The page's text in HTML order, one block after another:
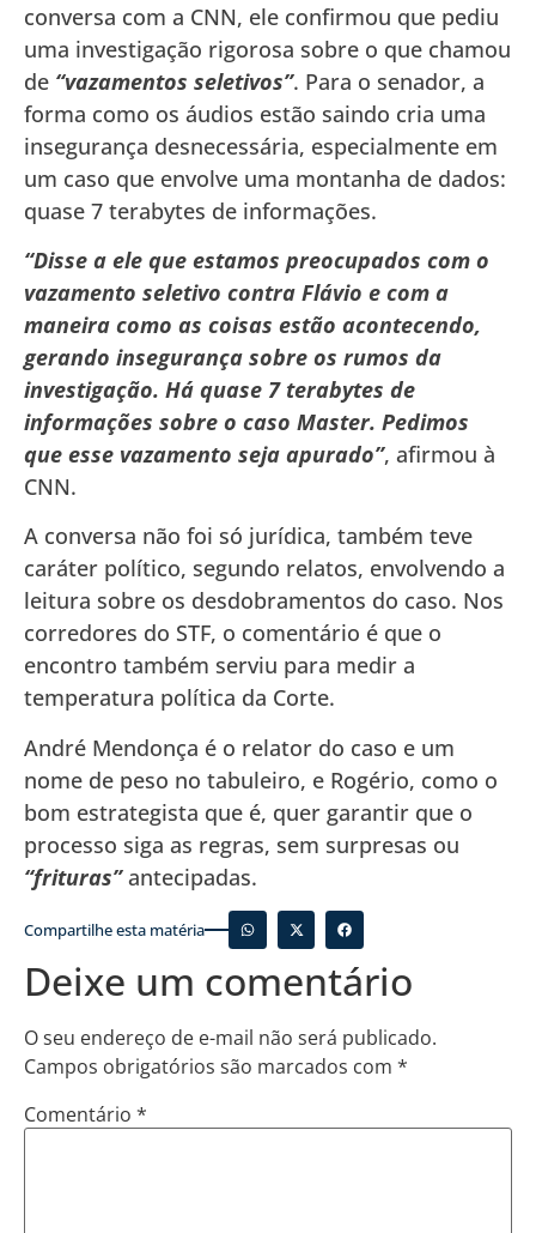
conversa com a CNN, ele confirmou que pediu
uma investigação rigorosa sobre o que chamou
de “vazamentos seletivos”. Para o senador, a
forma como os áudios estão saindo cria uma
insegurança desnecessária, especialmente em
um caso que envolve uma montanha de dados:
quase 7 terabytes de informações.
“Disse a ele que estamos preocupados com o
vazamento seletivo contra Flávio e com a
maneira como as coisas estão acontecendo,
gerando insegurança sobre os rumos da
investigação. Há quase 7 terabytes de
informações sobre o caso Master. Pedimos
que esse vazamento seja apurado”, afirmou à
CNN.
A conversa não foi só jurídica, também teve
caráter político, segundo relatos, envolvendo a
leitura sobre os desdobramentos do caso. Nos
corredores do STF, o comentário é que o
encontro também serviu para medir a
temperatura política da Corte.
André Mendonça é o relator do caso e um
nome de peso no tabuleiro, e Rogério, como o
bom estrategista que é, quer garantir que o
processo siga as regras, sem surpresas ou
“frituras”antecipadas.
Compartilhe esta matéria
Deixe um comentário
O seu endereço de e-mail não será publicado.
Campos obrigatórios são marcados com *
Comentário *